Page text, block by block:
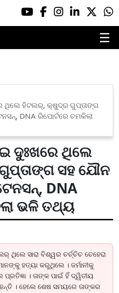
☰
ଥିଲେ ହିଟଲର୍, କ୍ଷୁଦ୍ର ଗୁପ୍ତାଙ୍ଗ
DNA ରିପୋର୍ଟରେ ଚମକିଲା
ଦୁଃଖରେ ଥିଲେ
ସହ ଯୌନ
DNA
ଭଳି ତଥ୍ୟ
ଥିଲେ ସାରା ବିଶ୍ୱର ଚର୍ଚ୍ଚିଚ ଚେହେରା
ହତ୍ୟା କରୁଥିଲେ । ଜର୍ମାନୀକୁ
। ତାଙ୍କ ପାଇଁ ହିଁ ଦ୍ୱିତୀୟ
। ହେଲେ ଶେଷ ସମୟରେ ତାଙ୍କର